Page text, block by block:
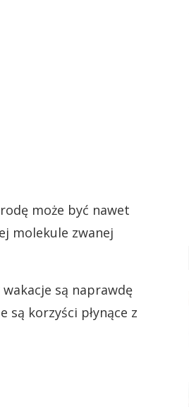
może być nawet
molekule zwanej
są naprawdę
korzyści płynące z